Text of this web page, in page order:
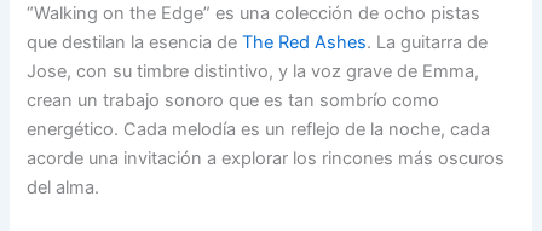
“Walking on the Edge” es una colección de ocho pistas
que destilan la esencia deThe Red Ashes. La guitarra de
Jose, con su timbre distintivo, y la voz grave de Emma,
crean un trabajo sonoro que es tan sombrío como
energético. Cada melodía es un reflejo de la noche, cada
acorde una invitación a explorar los rincones más oscuros
del alma.